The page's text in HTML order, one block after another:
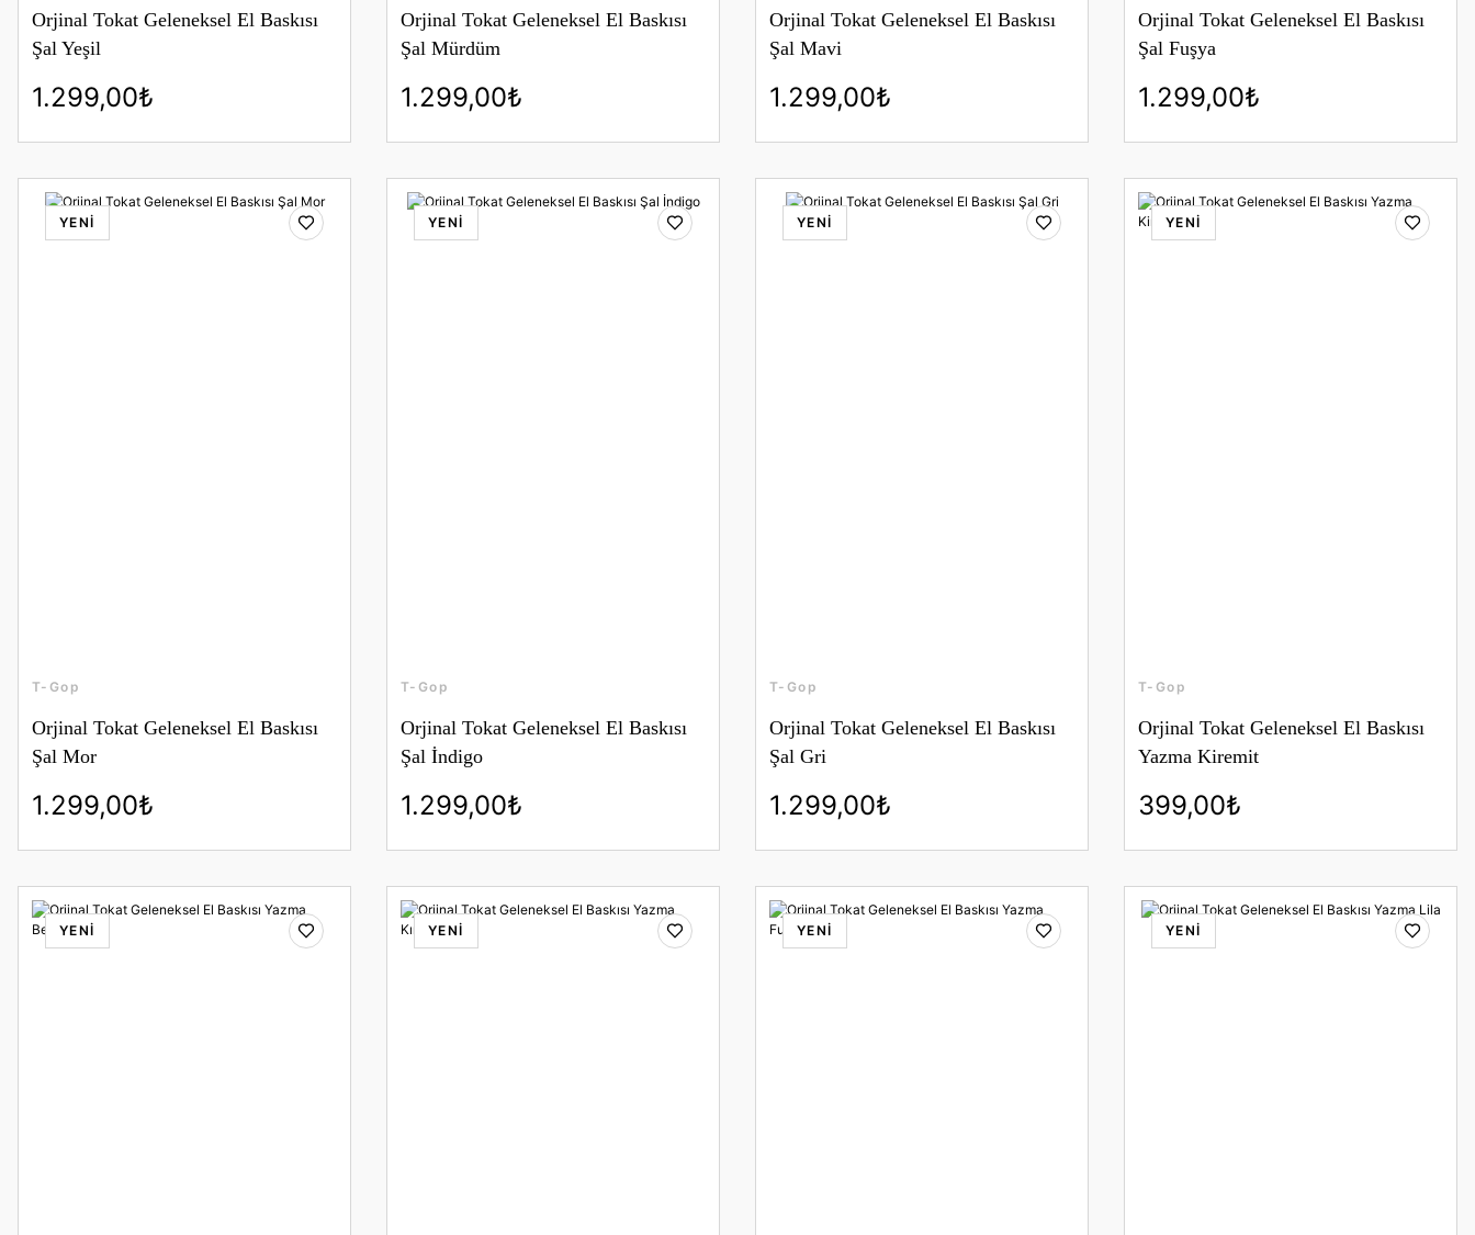
Orjinal Tokat Geleneksel El Baskısı
Şal Yeşil
1.299,00₺
Orjinal Tokat Geleneksel El Baskısı
Şal Mürdüm
1.299,00₺
Orjinal Tokat Geleneksel El Baskısı
Şal Mavi
1.299,00₺
Orjinal Tokat Geleneksel El Baskısı
Şal Fuşya
1.299,00₺
YENİ
T-Gop
Orjinal Tokat Geleneksel El Baskısı
Şal Mor
1.299,00₺
YENİ
T-Gop
Orjinal Tokat Geleneksel El Baskısı
Şal İndigo
1.299,00₺
YENİ
T-Gop
Orjinal Tokat Geleneksel El Baskısı
Şal Gri
1.299,00₺
YENİ
T-Gop
Orjinal Tokat Geleneksel El Baskısı
Yazma Kiremit
399,00₺
YENİ YENİ YENİ YENİ